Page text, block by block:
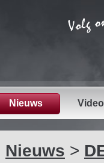
Nieuws
Nieuws >